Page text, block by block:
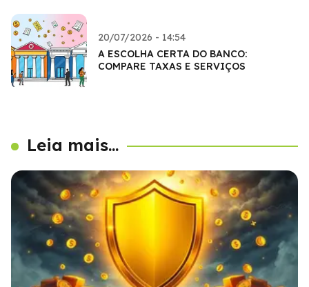
20/07/2026 - 14:54
A ESCOLHA CERTA DO BANCO:
COMPARE TAXAS E SERVIÇOS
Leia mais...